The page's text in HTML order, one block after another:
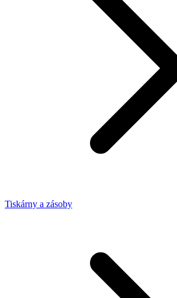
Tiskárny a zásoby